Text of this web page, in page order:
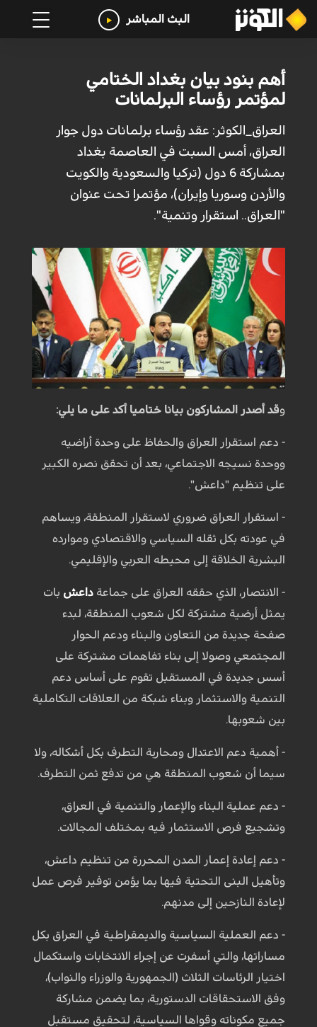
البث المباشر
أهم بنود بيان بغداد الختامي
لمؤتمر رؤساء البرلمانات
العراق_الكوثر: عقد رؤساء برلمانات دول جوار
العراق، أمس السبت في العاصمة بغداد
بمشاركة 6 دول (تركيا والسعودية والكويت
والأردن وسوريا وإيران)، مؤتمرا تحت عنوان
"العراق.. استقرار وتنمية".
وقد أصدر المشاركون بيانا ختاميا أكد على ما يلي:
- دعم استقرار العراق والحفاظ على وحدة أراضيه
ووحدة نسيجه الاجتماعي، بعد أن تحقق نصره الكبير
على تنظيم "داعش".
- استقرار العراق ضروري لاستقرار المنطقة، ويساهم
في عودته بكل ثقله السياسي والاقتصادي وموارده
البشرية الخلاقة إلى محيطه العربي والإقليمي.
- الانتصار، الذي حققه العراق على جماعة داعش بات
يمثل أرضية مشتركة لكل شعوب المنطقة، لبدء
صفحة جديدة من التعاون والبناء ودعم الحوار
المجتمعي وصولا إلى بناء تفاهمات مشتركة على
أسس جديدة في المستقبل تقوم على أساس دعم
التنمية والاستثمار وبناء شبكة من العلاقات التكاملية
بين شعوبها.
- أهمية دعم الاعتدال ومحاربة التطرف بكل أشكاله، ولا
سيما أن شعوب المنطقة هي من تدفع ثمن التطرف.
- دعم عملية البناء والإعمار والتنمية في العراق،
وتشجيع فرص الاستثمار فيه بمختلف المجالات.
- دعم إعادة إعمار المدن المحررة من تنظيم داعش،
وتأهيل البنى التحتية فيها بما يؤمن توفير فرص عمل
لإعادة النازحين إلى مدنهم.
- دعم العملية السياسية والديمقراطية في العراق بكل
مساراتها، والتي أسفرت عن إجراء الانتخابات واستكمال
اختيار الرئاسات الثلاث (الجمهورية والوزراء والنواب)،
وفق الاستحقاقات الدستورية، بما يضمن مشاركة
جميع مكوناته وقواها السياسية، لتحقيق مستقبل